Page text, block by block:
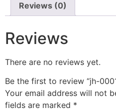
Reviews (0)
Reviews
There are no reviews yet.
Be the first to review “jh-
Your email address will not
fields are marked *